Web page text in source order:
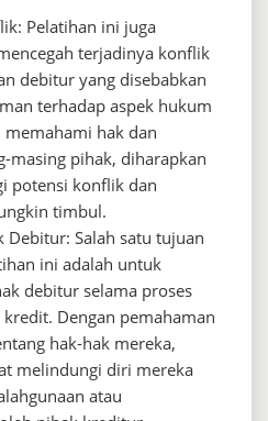
Pelatihan ini juga
terjadinya konflik
debitur yang disebabkan
terhadap aspek hukum
memahami hak dan
masing pihak, diharapkan
potensi konflik dan
timbul.
Debitur: Salah satu tujuan
ini adalah untuk
debitur selama proses
Dengan pemahaman
hak-hak mereka,
melindungi diri mereka
atau